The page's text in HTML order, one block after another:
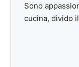
Sono
cucina, divido